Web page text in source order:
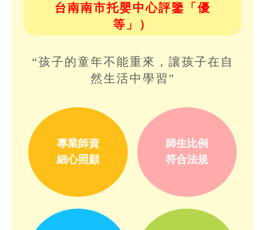
台南南市托嬰中心評鑒「優
等」）
“孩子的童年不能重來，讓孩子在自
然生活中學習”
專業師資
細心照顧
師生比例
符合法規